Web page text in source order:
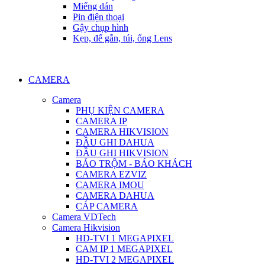
Miếng dán
Pin điện thoại
Gậy chụp hình
Kẹp, đế gắn, túi, ống Lens
CAMERA
Camera
PHỤ KIỆN CAMERA
CAMERA IP
CAMERA HIKVISION
ĐẦU GHI DAHUA
ĐẦU GHI HIKVISION
BÁO TRỘM - BÁO KHÁCH
CAMERA EZVIZ
CAMERA IMOU
CAMERA DAHUA
CÁP CAMERA
Camera VDTech
Camera Hikvision
HD-TVI 1 MEGAPIXEL
CAM IP 1 MEGAPIXEL
HD-TVI 2 MEGAPIXEL